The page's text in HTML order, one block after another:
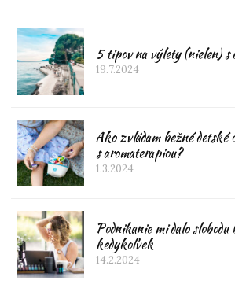
5 tipov na výlety (nielen)
19.7.2024
Ako zvládam bežné detské
s aromaterapiou?
1.3.2024
Podnikanie mi dalo
kedykoľvek
14.2.2024